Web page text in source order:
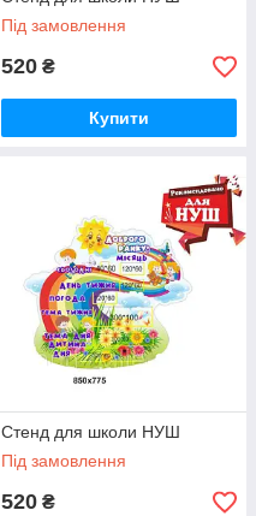
Під замовлення
520 ₴
Купити
Стенд для школи НУШ
Під замовлення
520 ₴